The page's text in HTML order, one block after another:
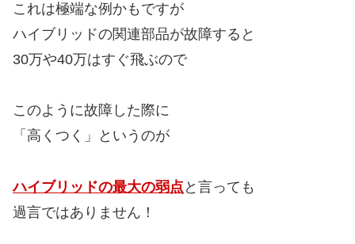
これは極端な例かもですが
ハイブリッドの関連部品が故障すると
30万や40万はすぐ飛ぶので
このように故障した際に
「高くつく」というのが
ハイブリッドの最大の弱点 と言っても
過言ではありません！